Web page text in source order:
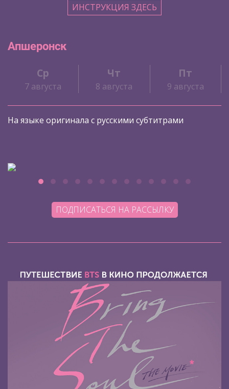
ИНСТРУКЦИЯ ЗДЕСЬ
Апшеронск
Ср
7 августа
Чт
8 августа
Пт
9 августа
На языке оригинала с русскими субтитрами
ПОДПИСАТЬСЯ НА РАССЫЛКУ